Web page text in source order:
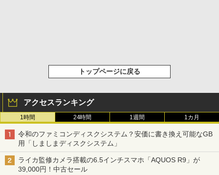
トップページに戻る
アクセスランキング
1時間 24時間 1週間 1カ月
令和のファミコンディスクシステム？安価に書き換え可能なGB
用「しましまディスクシステム」
ライカ監修カメラ搭載の6.5インチスマホ「AQUOS R9」が
39,000円！中古セール